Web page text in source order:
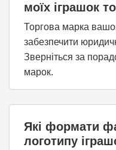
моїх іграшок
Торгова марка
забезпечити
Зверніться за
марок.
Які формати
логотипу